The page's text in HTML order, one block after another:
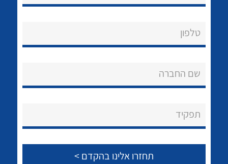
נקודות מכירה
About Ateka Ltd.
צור קשר
לכל מוצרי היצרן
לכל מוצרי היצרן לכל מוצרי היצרן
טלפון
שם החברה
תפקיד